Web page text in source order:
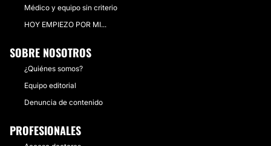
Médico y equipo sin criterio
HOY EMPIEZO POR MI...
SOBRE NOSOTROS
¿Quiénes somos?
Equipo editorial
Denuncia de contenido
PROFESIONALES